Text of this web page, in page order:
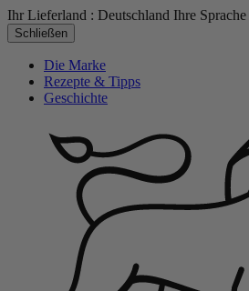
Ihr Lieferland : Deutschland Ihre Sprache
Schließen
Die Marke
Rezepte & Tipps
Geschichte